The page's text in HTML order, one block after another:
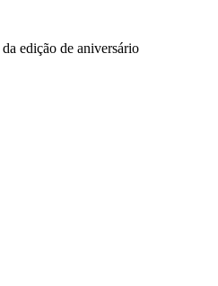
edição de aniversário